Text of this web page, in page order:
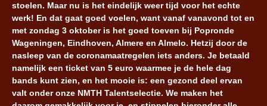
stoelen. Maar nu is het eindelijk weer tijd voor het echte
werk! En dat gaat goed voelen, want vanaf vanavond tot en
met zondag 3 oktober is het goed toeven bij Popronde
Wageningen, Eindhoven, Almere en Almelo. Hetzij door de
nasleep van de coronamaatregelen iets anders. Je betaald
namelijk een ticket van 5 euro waarmee je de hele dag
bands kunt zien, en het mooie is: een gezond deel ervan
valt onder onze NMTH Talentselectie. We maken het